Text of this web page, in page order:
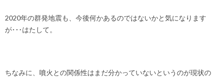
2020年の群発地震も、今後何かあるのではないかと気になります
が･･･はたして。
ちなみに、噴火との関係性はまだ分かっていないというのが現状の